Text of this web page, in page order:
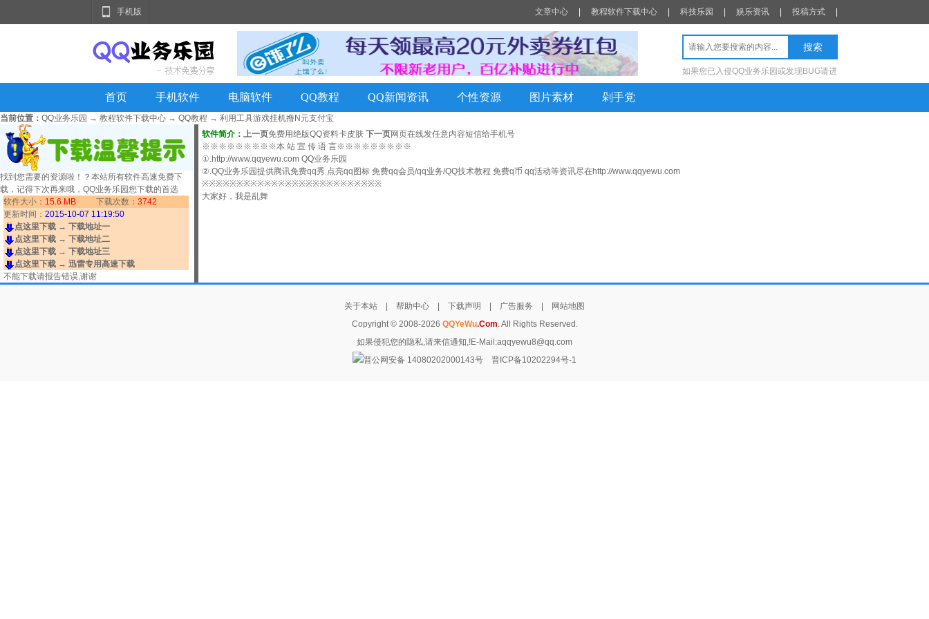
手机版 文章中心 教程软件下载中心 科技乐园 娱乐资讯 投稿方式
如果您已入侵QQ业务乐园或发现BUG请进
首页 手机软件 电脑软件 QQ教程 QQ新闻资讯 个性资源 图片素材 剁手党
当前位置： QQ业务乐园 → 教程软件下载中心 → QQ教程 → 利用工具游戏挂机撸N元支付宝
找到您需要的资源啦！？本站所有软件高速免费下
载，记得下次再来哦，QQ业务乐园您下载的首选
软件大小： 15.6 MB 下载次数： 3742
更新时间： 2015-10-07 11:19:50
点这里下载 → 下载地址一
点这里下载 → 下载地址二
点这里下载 → 下载地址三
点这里下载 → 迅雷专用高速下载
不能下载请报告错误,谢谢
软件简介： 上一页免费用绝版QQ资料卡皮肤 下一页网页在线发任意内容短信给手机号
※※※※※※※※※本 站 宣 传 语 言※※※※※※※※※
①.http://www.qqyewu.com QQ业务乐园
②.QQ业务乐园提供腾讯免费qq秀 点亮qq图标 免费qq会员/qq业务/QQ技术教程 免费q币 qq活动等资讯尽在http://www.qqyewu.com
※※※※※※※※※※※※※※※※※※※※※※※※※※
大家好，我是乱舞
关于本站 帮助中心 下载声明 广告服务
网站地图
Copyright © 2008-2026 QQYeWu.Com. All Rights Reserved.
如果侵犯您的隐私,请来信通知,!E-Mail:aqqyewu8@qq.com
晋公网安备 14080202000143号
晋ICP备10202294号-1